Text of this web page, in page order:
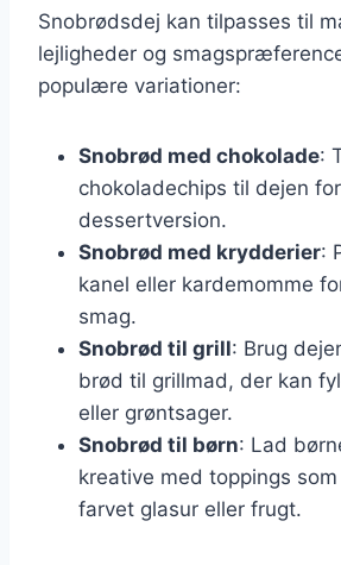
Snobrødsdej kan tilpasses til
lejligheder og
populære variationer:
Snobrød med chokolade:
chokoladechips til dejen
dessertversion.
Snobrød med krydderier:
kanel eller kardemomme
smag.
Snobrød til grill: Brug
brød til grillmad, der kan
eller grøntsager.
Snobrød til børn: Lad
kreative med toppings
farvet glasur eller frugt.